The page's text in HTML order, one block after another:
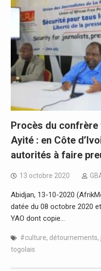
Procès du
Ayité : en Côte
autorités à faire
13 octobre 2020
Abidjan, 13-10-2020
datée du 08 octobre 2020
YAO dont copie…
#culture, détournements,
togolais